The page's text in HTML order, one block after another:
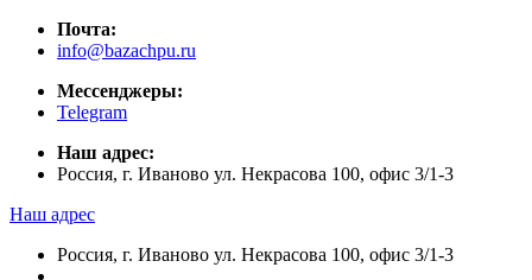
Почта:
info@bazachpu.ru
Мессенджеры:
Telegram
Наш адрес:
Россия, г. Иваново ул. Некрасова 100, офис 3/1-3
Наш адрес
Россия, г. Иваново ул. Некрасова 100, офис 3/1-3